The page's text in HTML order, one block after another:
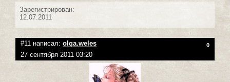
Зарегистрирован:
12.07.2011
#11 написал: olqa.weles 0
27 сентября 2011 03:20